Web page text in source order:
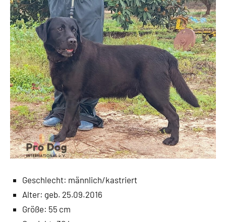
Geschlecht: männlich/kastriert
Alter: geb. 25.09.2016
Größe: 55 cm